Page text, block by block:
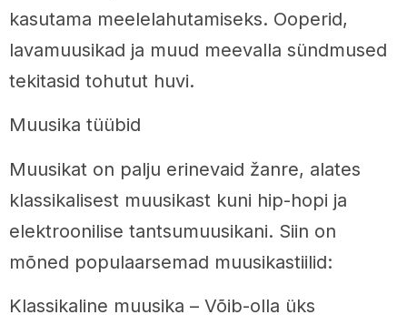
kasutama meelelahutamiseks. Ooperid,
lavamuusikad ja muud meevalla sündmused
tekitasid tohutut huvi.
Muusika tüübid
Muusikat on palju erinevaid žanre, alates
klassikalisest muusikast kuni hip-hopi ja
elektroonilise tantsumuusikani. Siin on
mõned populaarsemad muusikastiilid:
Klassikaline muusika – Võib-olla üks